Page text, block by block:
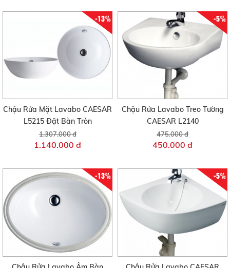
-13%
Chậu Rửa Mặt Lavabo CAESAR
L5215 Đặt Bàn Tròn
1.307.000 đ
1.140.000 đ
-5%
Chậu Rửa Lavabo Treo Tường
CAESAR L2140
475.000 đ
450.000 đ
-13% -5%